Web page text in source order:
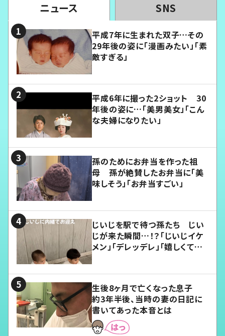
ニュース SNS
平成7年に生まれた双子…その
29年後の姿に「漫画みたい」「素
敵すぎる」
平成6年に撮った2ショット 30
年後の姿に…「美男美女」「こん
な夫婦になりたい」
孫のためにお弁当を作った祖
母 孫が絶賛したお弁当に「美
味しそう」「お弁当すごい」
じいじを駅で待つ孫たち じい
じが来た瞬間…！？「じいじイケ
メン」「デレッデレ」「嬉しくて可
生後8ヶ月で亡くなった息子
約3年半後、当時の妻の日記に
書いてあった本音とは